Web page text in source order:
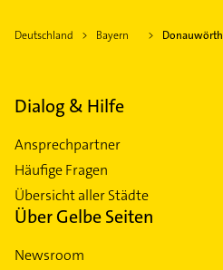
Deutschland Bayern Donauwörth
Dialog & Hilfe
Ansprechpartner
Häufige Fragen
Übersicht aller Städte
Über Gelbe Seiten
Newsroom